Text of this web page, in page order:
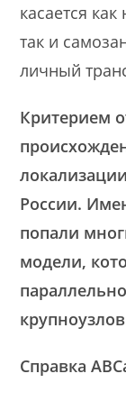
касается
так и
личный
Критерием
России.
попали
модели,
Справка